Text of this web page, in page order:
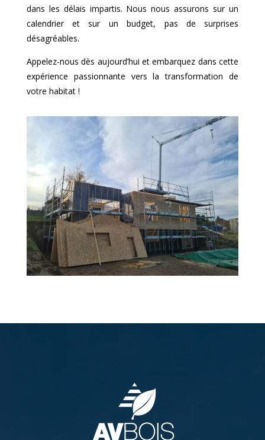
dans les délais impartis. Nous nous assurons sur un
calendrier et sur un budget, pas de surprises
désagréables.
Appelez-nous dès aujourd’hui et embarquez dans cette
expérience passionnante vers la transformation de
votre habitat !